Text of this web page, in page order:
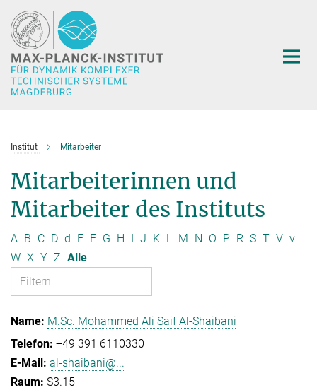
Hauptinhalt
Institut Mitarbeiter
Mitarbeiterinnen und
Mitarbeiter des Instituts
A B C D d E F G H I J K L M N O P R S T V v
W X Y Z Alle
M.Sc. Mohammed Ali Saif Al-Shaibani
+49 391 6110330
al-shaibani@...
S3.15